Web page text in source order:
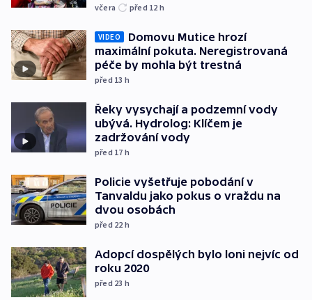
včera před 12 h
VIDEO
Domovu Mutice hrozí
maximální pokuta. Neregistrovaná
péče by mohla být trestná
před 13 h
Řeky vysychají a podzemní vody
ubývá. Hydrolog: Klíčem je
zadržování vody
před 17 h
Policie vyšetřuje pobodání v
Tanvaldu jako pokus o vraždu na
dvou osobách
před 22 h
Adopcí dospělých bylo loni nejvíc od
roku 2020
před 23 h